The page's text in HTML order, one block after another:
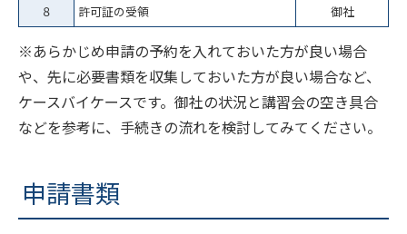
８
許可証の受領 御社
※あらかじめ申請の予約を入れておいた方が良い場合
や、先に必要書類を収集しておいた方が良い場合など、
ケースバイケースです。御社の状況と講習会の空き具合
などを参考に、手続きの流れを検討してみてください。
申請書類